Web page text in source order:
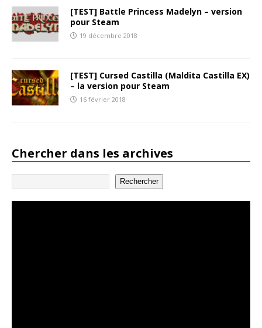
[TEST] Battle Princess Madelyn – version
pour Steam
19 décembre 2018
[TEST] Cursed Castilla (Maldita Castilla EX)
– la version pour Steam
16 février 2018
Chercher dans les archives
Rechercher